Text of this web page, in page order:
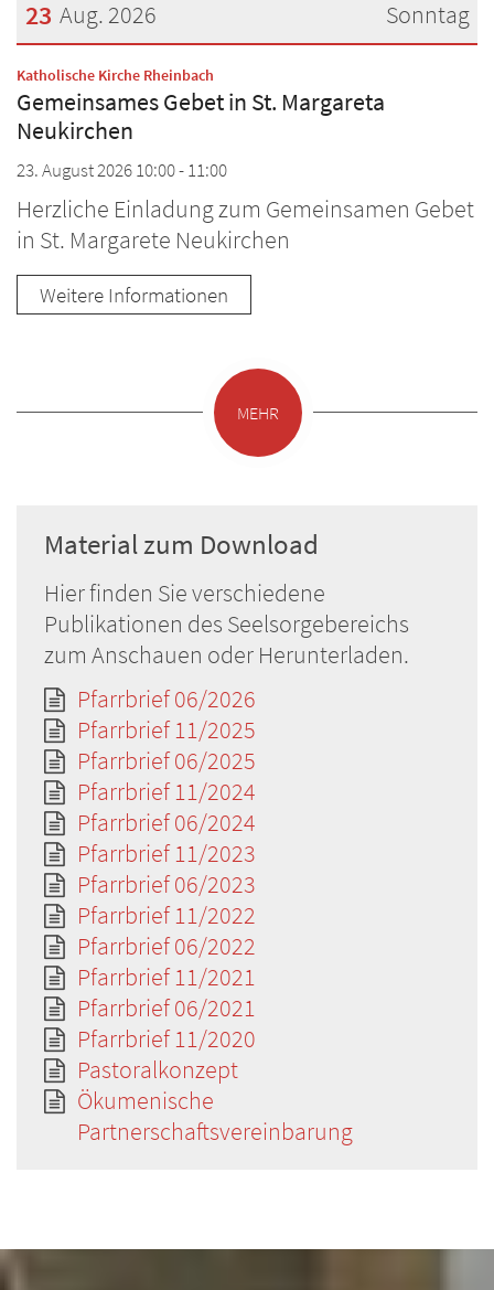
Sonntag
23 Aug. 2026
Datum: 23. August 2026
Katholische Kirche Rheinbach
Gemeinsames Gebet in St. Margareta
Neukirchen
23. August 2026 10:00 - 11:00
Herzliche Einladung zum Gemeinsamen Gebet
in St. Margarete Neukirchen
Weitere Informationen
MEHR
Material zum Download
Hier finden Sie verschiedene
Publikationen des Seelsorgebereichs
zum Anschauen oder Herunterladen.
Pfarrbrief 06/2026
Pfarrbrief 11/2025
Pfarrbrief 06/2025
Pfarrbrief 11/2024
Pfarrbrief 06/2024
Pfarrbrief 11/2023
Pfarrbrief 06/2023
Pfarrbrief 11/2022
Pfarrbrief 06/2022
Pfarrbrief 11/2021
Pfarrbrief 06/2021
Pfarrbrief 11/2020
Pastoralkonzept
Ökumenische
Partnerschaftsvereinbarung